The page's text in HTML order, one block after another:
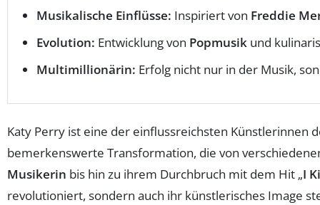
Musikalische Einflüsse: Inspiriert von Freddie
Evolution: Entwicklung von Popmusik und
Multimillionärin: Erfolg nicht nur in der Musik,
Katy Perry ist eine der einflussreichsten Künstlerinnen
bemerkenswerte Transformation, die von
Musikerin bis hin zu ihrem Durchbruch mit dem Hit „I
revolutioniert, sondern auch ihr künstlerisches Image